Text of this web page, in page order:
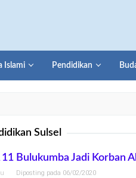
Islami Pendidikan
Sulsel
Bulukumba Jadi Korban
Diposting pada 06/02/2020